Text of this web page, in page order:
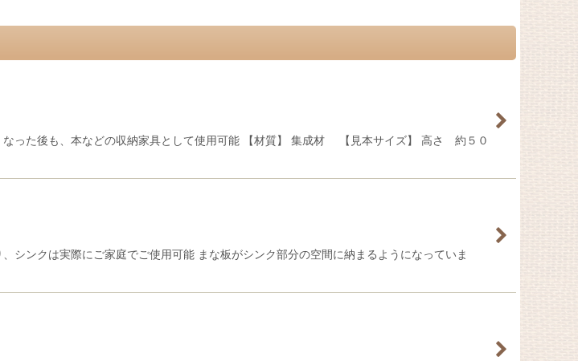
なった後も、本などの収納家具として使用可能 【材質】 集成材 【見本サイズ】 高さ 約５０
ンクは実際にご家庭でご使用可能 まな板がシンク部分の空間に納まるようになっていま